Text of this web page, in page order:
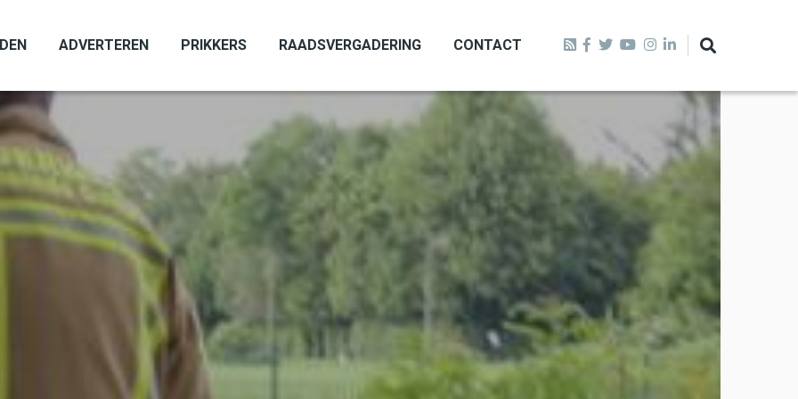
ADVERTEREN PRIKKERS RAADSVERGADERING CONTACT